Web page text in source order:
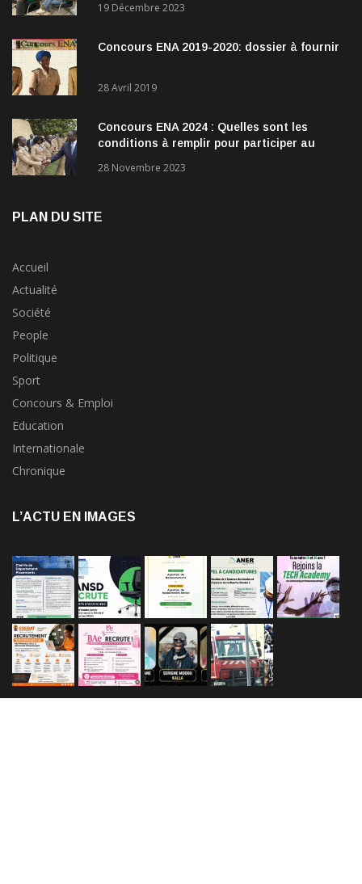
19 Décembre 2023
Concours ENA 2019-2020: dossier à fournir
28 Avril 2019
Concours ENA 2024 : Quelles sont les
conditions à remplir pour participer au
28 Novembre 2023
PLAN DU SITE
Accueil
Actualité
Société
People
Politique
Sport
Concours & Emploi
Education
Internationale
Chronique
L’ACTU EN IMAGES